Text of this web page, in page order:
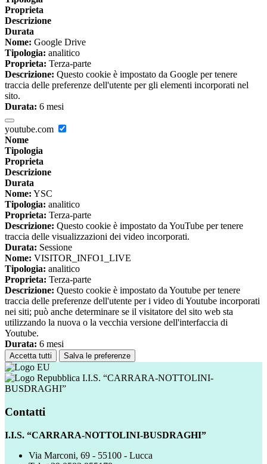
Proprieta
Descrizione
Durata
Nome: Google Drive
Tipologia: analitico
Proprieta: Terza-parte
Descrizione: Questo cookie è impostato da Google per tenere
traccia delle preferenze dell'utente per gli elementi incorporati nel
sito.
Durata: 6 mesi
youtube.com
Nome
Tipologia
Proprieta
Descrizione
Durata
Nome: YSC
Tipologia: analitico
Proprieta: Terza-parte
Descrizione: Questo cookie è impostato da YouTube per tenere
traccia delle visualizzazioni dei video incorporati.
Durata: Sessione
Nome: VISITOR_INFO1_LIVE
Tipologia: analitico
Proprieta: Terza-parte
Descrizione: Questo cookie è impostato da Youtube per tenere
traccia delle preferenze dell'utente per i video di Youtube incorporati
nei siti; può anche determinare se il visitatore del sito web sta
utilizzando la nuova o la vecchia versione dell'interfaccia di
Youtube.
Durata: 6 mesi
Accetta tutti Salva le preferenze
I.I.S. “CARRARA-NOTTOLINI-
BUSDRAGHI”
Contatti
I.I.S. “CARRARA-NOTTOLINI-BUSDRAGHI”
Via Marconi, 69 - 55100 - Lucca